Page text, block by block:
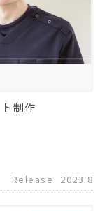
制作
Release
2023.8